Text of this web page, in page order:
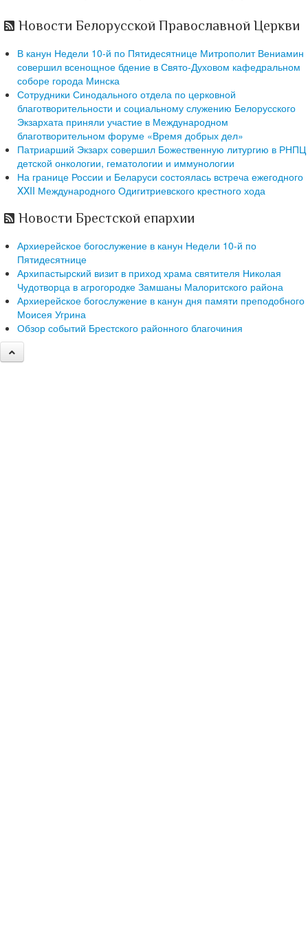
Новости Белорусской Православной Церкви
В канун Недели 10-й по Пятидесятнице Митрополит Вениамин
совершил всенощное бдение в Свято-Духовом кафедральном
соборе города Минска
Сотрудники Синодального отдела по церковной
благотворительности и социальному служению Белорусского
Экзархата приняли участие в Международном
благотворительном форуме «Время добрых дел»
Патриарший Экзарх совершил Божественную литургию в РНПЦ
детской онкологии, гематологии и иммунологии
На границе России и Беларуси состоялась встреча ежегодного
XXII Международного Одигитриевского крестного хода
Новости Брестской епархии
Архиерейское богослужение в канун Недели 10-й по
Пятидесятнице
Архипастырский визит в приход храма святителя Николая
Чудотворца в агрогородке Замшаны Малоритского района
Архиерейское богослужение в канун дня памяти преподобного
Моисея Угрина
Обзор событий Брестского районного благочиния